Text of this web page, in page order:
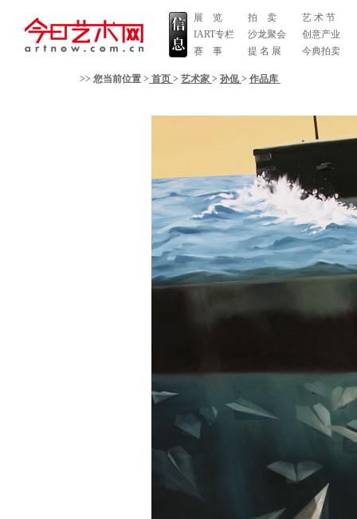
展 览
IART专栏
赛 事
拍 卖
沙龙聚会
提 名 展
艺 术 节
创意产业
今典拍卖
>> 您当前位置 > 首页 > 艺术家 > 孙侃> 作品库